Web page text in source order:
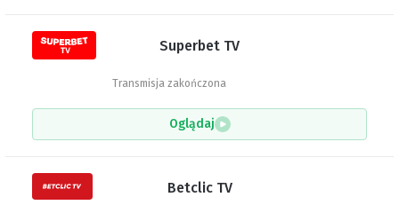
Superbet TV
Transmisja zakończona
Oglądaj
Betclic TV